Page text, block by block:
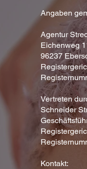
Angaben
Agentur
Eichenweg
96237
Vertreten
Schneider
Kontakt: